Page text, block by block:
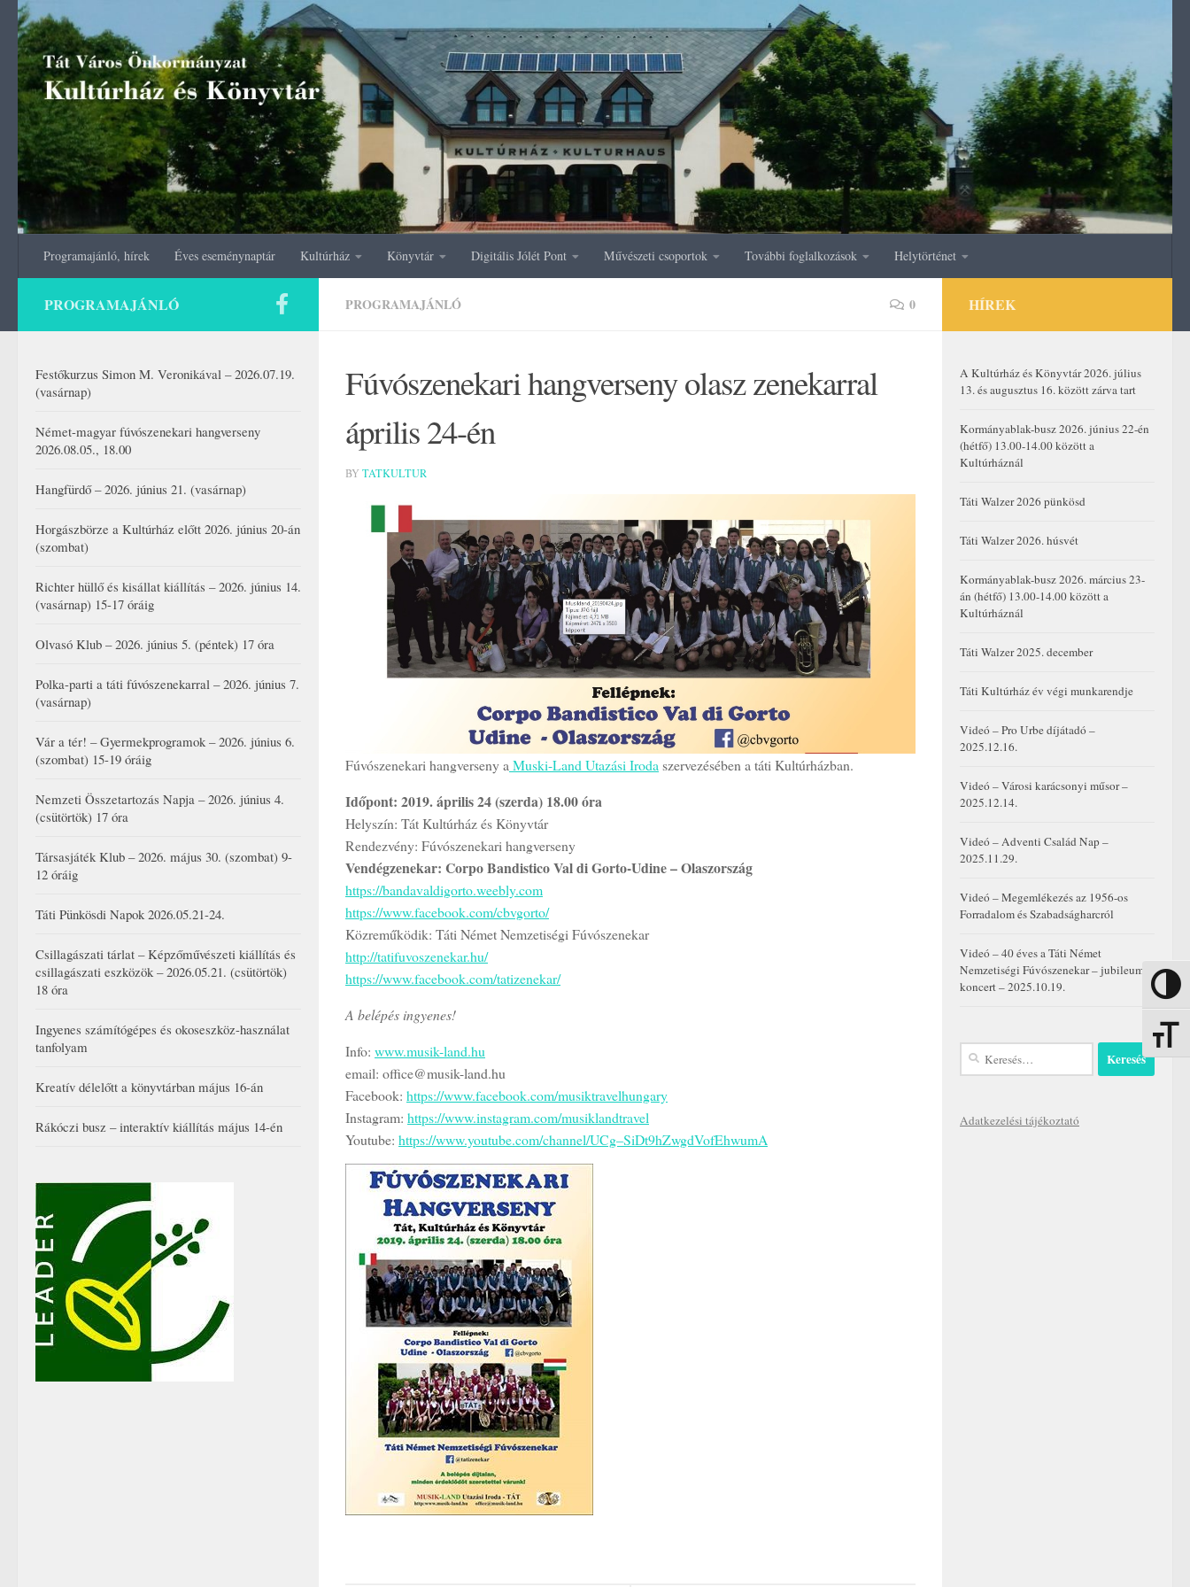
Nagy
Skip to content
Programajánló, hírek Éves eseménynaptár Kultúrház Könyvtár Digitális Jólét Pont Művészeti csoportok További foglalkozások Helytörténet
PROGRAMAJÁNLÓ 0
Fúvószenekari hangverseny olasz zenekarral
április 24-én
BY TATKULTUR
Fúvószenekari hangverseny a Muski-Land Utazási Iroda szervezésében a táti Kultúrházban.
Időpont: 2019. április 24 (szerda) 18.00 óra
Helyszín: Tát Kultúrház és Könyvtár
Rendezvény: Fúvószenekari hangverseny
Vendégzenekar: Corpo Bandistico Val di Gorto-Udine – Olaszország
https://bandavaldigorto.weebly.com
https://www.facebook.com/cbvgorto/
Közreműködik: Táti Német Nemzetiségi Fúvószenekar
http://tatifuvoszenekar.hu/
https://www.facebook.com/tatizenekar/
A belépés ingyenes!
Info: www.musik-land.hu
email: office@musik-land.hu
Facebook: https://www.facebook.com/musiktravelhungary
Instagram: https://www.instagram.com/musiklandtravel
Youtube: https://www.youtube.com/channel/UCg–SiDt9hZwgdVofEhwumA
PROGRAMAJÁNLÓ
Festőkurzus Simon M. Veronikával – 2026.07.19.
(vasárnap)
Német-magyar fúvószenekari hangverseny
2026.08.05., 18.00
Hangfürdő – 2026. június 21. (vasárnap)
Horgászbörze a Kultúrház előtt 2026. június 20-án
(szombat)
Richter hüllő és kisállat kiállítás – 2026. június 14.
(vasárnap) 15-17 óráig
Olvasó Klub – 2026. június 5. (péntek) 17 óra
Polka-parti a táti fúvószenekarral – 2026. június 7.
(vasárnap)
Vár a tér! – Gyermekprogramok – 2026. június 6.
(szombat) 15-19 óráig
Nemzeti Összetartozás Napja – 2026. június 4.
(csütörtök) 17 óra
Társasjáték Klub – 2026. május 30. (szombat) 9-
12 óráig
Táti Pünkösdi Napok 2026.05.21-24.
Csillagászati tárlat – Képzőművészeti kiállítás és
csillagászati eszközök – 2026.05.21. (csütörtök)
18 óra
Ingyenes számítógépes és okoseszköz-használat
tanfolyam
Kreatív délelőtt a könyvtárban május 16-án
Rákóczi busz – interaktív kiállítás május 14-én
HÍREK
A Kultúrház és Könyvtár 2026. július
13. és augusztus 16. között zárva tart
Kormányablak-busz 2026. június 22-én
(hétfő) 13.00-14.00 között a
Kultúrháznál
Táti Walzer 2026 pünkösd
Táti Walzer 2026. húsvét
Kormányablak-busz 2026. március 23-
án (hétfő) 13.00-14.00 között a
Kultúrháznál
Táti Walzer 2025. december
Táti Kultúrház év végi munkarendje
Videó – Pro Urbe díjátadó –
2025.12.16.
Videó – Városi karácsonyi műsor –
2025.12.14.
Videó – Adventi Család Nap –
2025.11.29.
Videó – Megemlékezés az 1956-os
Forradalom és Szabadságharcról
Videó – 40 éves a Táti Német
Nemzetiségi Fúvószenekar – jubileumi
koncert – 2025.10.19.
Keresés:
Adatkezelési tájékoztató